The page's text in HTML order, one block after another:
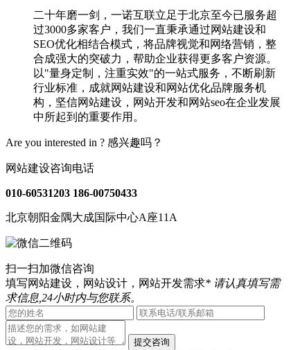
二十年磨一剑，一诺互联立足于北京至今已服务超
过3000多家客户，我们一直秉承通过网站建设和
SEO优化相结合模式，将品牌视觉和网络营销，整
合成强大的突破力，帮助企业获得更多客户资源。
以"量身定制，注重实效"的一站式服务，不断刷新
行业标准，成就网站建设和网站优化品牌服务机
构，坚信网站建设，网站开发和网站seo在企业发展
中所起到的重要作用。
Are you interested in ? 感兴趣吗？
网站建设咨询电话
010-60531203 186-00750433
北京朝阳金隅大成国际中心A座11A
扫一扫加微信咨询
填写网站建设，网站设计，网站开发需求* 请认真填写需
求信息,24小时内与您联系。
提交咨询